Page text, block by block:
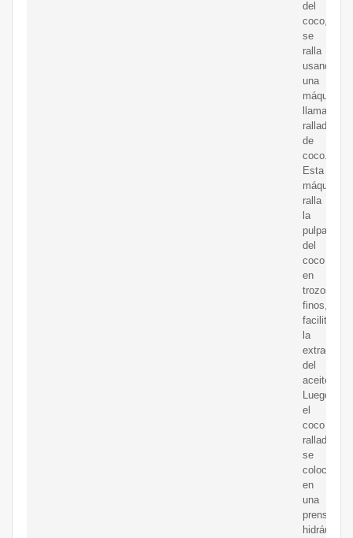
del
coco,
se
ralla
usando
una
máquina
llamada
ralladora
de
coco.
Esta
máquina
ralla
la
pulpa
del
coco
en
trozos
finos,
facilitando
la
extracción
del
aceite.
Luego
el
coco
rallado
se
coloca
en
una
prensa
hidráulica.